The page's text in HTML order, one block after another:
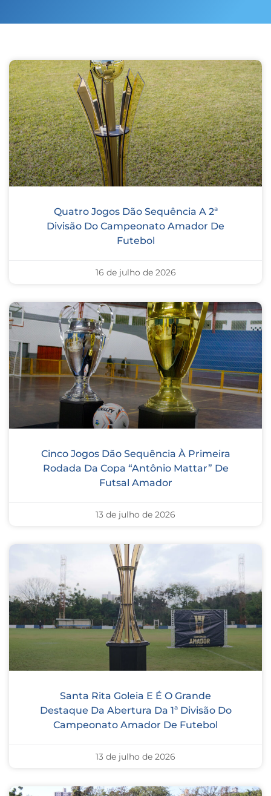
Quatro Jogos Dão Sequência A 2ª
Divisão Do Campeonato Amador De
Futebol
16 de julho de 2026
Cinco Jogos Dão Sequência À Primeira
Rodada Da Copa “Antônio Mattar” De
Futsal Amador
13 de julho de 2026
Santa Rita Goleia E É O Grande
Destaque Da Abertura Da 1ª Divisão Do
Campeonato Amador De Futebol
13 de julho de 2026